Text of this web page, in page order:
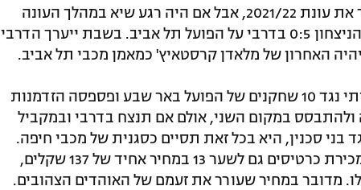
כנראה שמכבי תל אביב לא תרצה לזכור את עונת 2021/22, אבל אם היה רגע שיא במהלך העונה
שהאוהדים הצהובים לא ישכחו, זה יום הניצחון 0:5 בדרבי על הפועל תל אביב. בשבת ייערך הדרבי
האחרון של מלאדן קרסטאיץ' כמאמן מכבי תל אביב.
ביום שני מכבי תל אביב סיימה ב-1:1 ביתי נגד 10 שחקנים של הפועל באר שבע ופספסה הזדמנות
ולהתבסס במקום השני, אולם אם תנצח בדרבי ובמקביל
סכנין, היא בכל זאת תסיים כסגנית של מכבי חיפה.
לאוהדי מכבי תל אביב נפתחה הבוקר מכירת כרטיסים גם לשער 13 במחיר אחיד של 137 שקלים,